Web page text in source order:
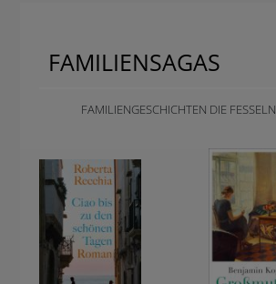
FAMILIENSAGAS
FAMILIENGESCHICHTEN DIE FESSELN